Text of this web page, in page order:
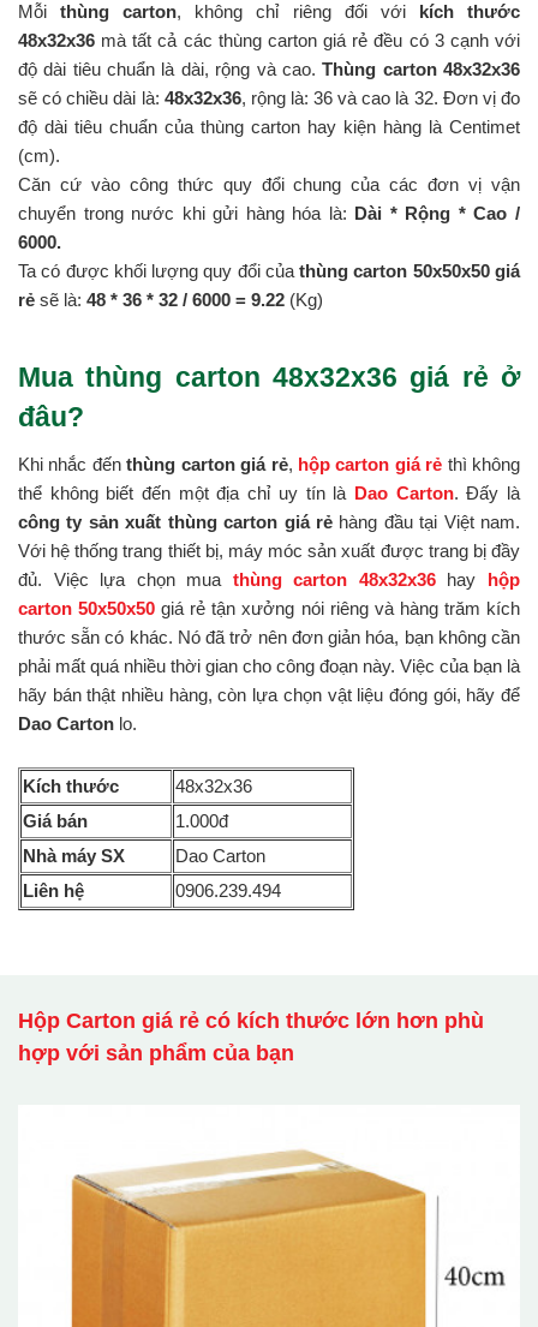
Mỗithùng carton, không chỉ riêng đối với kích thước
48x32x36 mà tất cả các thùng carton giá rẻ đều có 3 cạnh với
độ dài tiêu chuẩn là dài, rộng và cao.Thùng carton 48x32x36
sẽ có chiều dài là: 48x32x36, rộng là: 36 và cao là 32. Đơn vị đo
độ dài tiêu chuẩn của thùng carton hay kiện hàng là Centimet
(cm).
Căn cứ vào công thức quy đổi chung của các đơn vị vận
chuyển trong nước khi gửi hàng hóa là: Dài * Rộng * Cao /
6000.
Ta có được khối lượng quy đổi củathùng carton 50x50x50 giá
rẻ sẽ là: 48 * 36 * 32 / 6000 = 9.22 (Kg)
Mua thùng carton 48x32x36 giá rẻ ở
đâu?
Khi nhắc đếnthùng carton giá rẻ, hộp carton giá rẻ thì không
thể không biết đến một địa chỉ uy tín là Dao Carton. Đấy là
công ty sản xuất thùng carton giá rẻhàng đầu tại Việt nam.
Với hệ thống trang thiết bị, máy móc sản xuất được trang bị đầy
đủ. Việc lựa chọn mua thùng carton 48x32x36hay hộp
carton 50x50x50 giá rẻ tận xưởng nói riêng và hàng trăm kích
thước sẵn có khác. Nó đã trở nên đơn giản hóa, bạn không cần
phải mất quá nhiều thời gian cho công đoạn này. Việc của bạn là
hãy bán thật nhiều hàng, còn lựa chọn vật liệu đóng gói, hãy để
Dao Carton lo.
Kích thước
48x32x36
Giá bán
1.000đ
Nhà máy SX
Dao Carton
Liên hệ
0906.239.494
Hộp Carton giá rẻ có kích thước lớn hơn phù
hợp với sản phẩm của bạn